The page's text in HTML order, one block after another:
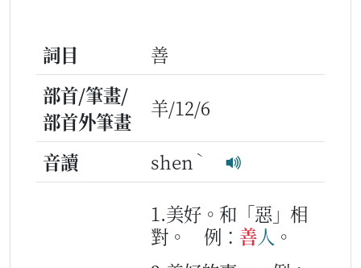
詞目
善
部首/筆畫/
部首外筆畫
羊/12/6
音讀 shen ˋ
1.美好。和「惡」相
對。
例： 善人 。